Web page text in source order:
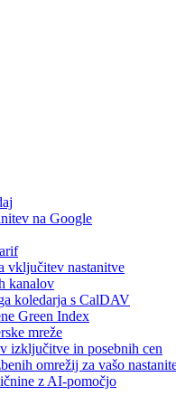
na Google
vključitev nastanitve
kanalov
koledarja s CalDAV
Green Index
mreže
izključitve in posebnih cen
omrežij za vašo
z AI-pomočjo